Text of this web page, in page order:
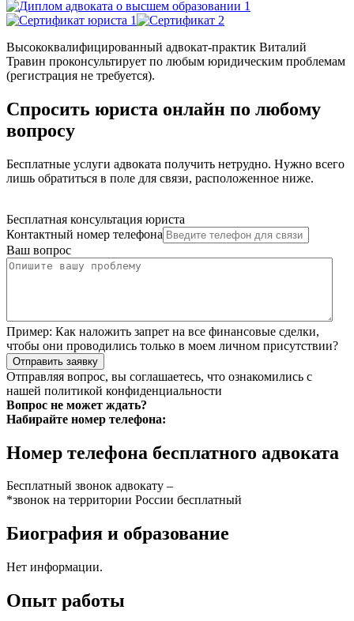
Высококвалифицированный адвокат-практик Виталий
Травин проконсультирует по любым юридическим проблемам
(регистрация не требуется).
Спросить юриста онлайн по любому
вопросу
Бесплатные услуги адвоката получить нетрудно. Нужно всего
лишь обратиться в поле для связи, расположенное ниже.
Бесплатная консультация юриста
Контактный номер телефона
Ваш вопрос
Пример: Как наложить запрет на все финансовые сделки,
чтобы они проводились только в моем личном присутствии?
Отправить заявку
Отправляя вопрос, вы соглашаетесь, что ознакомились с
нашей политикой конфиденциальности
Вопрос не может ждать?
Набирайте номер телефона:
Номер телефона бесплатного адвоката
Бесплатный звонок адвокату –
*звонок на территории России бесплатный
Биография и образование
Нет информации.
Опыт работы